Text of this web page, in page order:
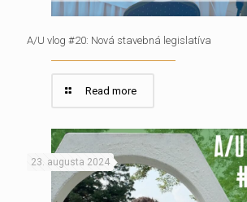
A/U vlog #20: Nová stavebná legislatíva
Read more
23. augusta 2024